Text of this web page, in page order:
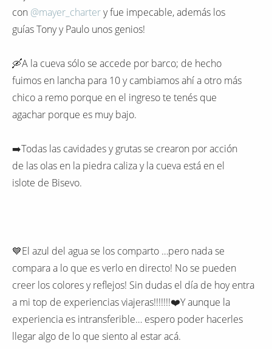
con @mayer_chartery fue impecable, además los
guías Tony y Paulo unos genios!
🛶A la cueva sólo se accede por barco; de hecho
fuimos en lancha para 10 y cambiamos ahí a otro más
chico a remo porque en el ingreso te tenés que
agachar porque es muy bajo.
➡️Todas las cavidades y grutas se crearon por acción
de las olas en la piedra caliza y la cueva está en el
islote de Bisevo.
💙El azul del agua se los comparto …pero nada se
compara a lo que es verlo en directo! No se pueden
creer los colores y reflejos! Sin dudas el día de hoy entra
a mi top de experiencias viajeras!!!!!!!❤️Y aunque la
experiencia es intransferible… espero poder hacerles
llegar algo de lo que siento al estar acá.